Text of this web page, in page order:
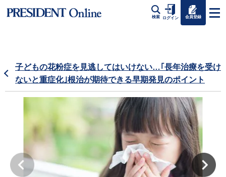
検索 ログイン 会員登録
子どもの花粉症を見逃してはいけない…｢長年治療を受け
ないと重症化｣根治が期待できる早期発見のポイント